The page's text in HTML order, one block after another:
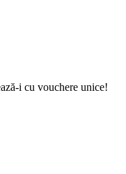
i cu vouchere unice!